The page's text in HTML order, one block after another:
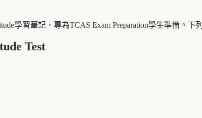
學習筆記，專為TCAS Exam Preparation學生準備
Test